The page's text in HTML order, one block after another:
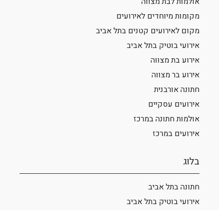
מקומות מיוחדים לאירועים
מקום לאירועים קטנים בתל אביב
אירועי בוטיק בתל אביב
אירוע בת מצווה
אירוע בר מצווה
חתונה אורבנית
אירועים עסקיים
אולמות חתונה במרכז
אירועים במרכז
בלוג
חתונה בתל אביב
אירועי בוטיק בתל אביב